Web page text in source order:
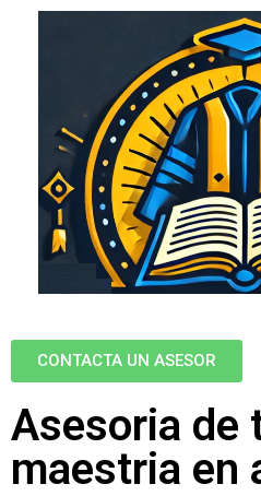
CONTACTA UN ASESOR
Asesoria de
maestria en